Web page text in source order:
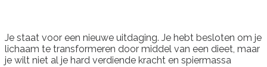
Je staat voor een nieuwe uitdaging. Je hebt besloten om je
lichaam te transformeren door middel van een dieet, maar
je wilt niet al je hard verdiende kracht en spiermassa